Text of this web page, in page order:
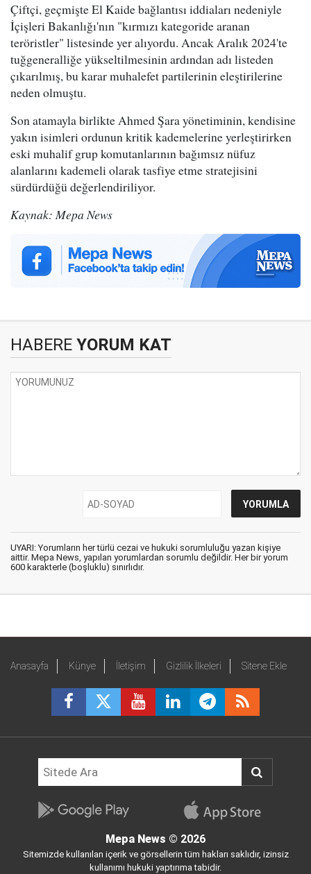
Çiftçi, geçmişte El Kaide bağlantısı iddiaları nedeniyle
İçişleri Bakanlığı'nın "kırmızı kategoride aranan
teröristler" listesinde yer alıyordu. Ancak Aralık 2024'te
tuğgeneralliğe yükseltilmesinin ardından adı listeden
çıkarılmış, bu karar muhalefet partilerinin eleştirilerine
neden olmuştu.
Son atamayla birlikte Ahmed Şara yönetiminin, kendisine
yakın isimleri ordunun kritik kademelerine yerleştirirken
eski muhalif grup komutanlarının bağımsız nüfuz
alanlarını kademeli olarak tasfiye etme stratejisini
sürdürdüğü değerlendiriliyor.
Kaynak: Mepa News
HABERE YORUM KAT
UYARI: Yorumların her türlü cezai ve hukuki sorumluluğu yazan kişiye
aittir. Mepa News, yapılan yorumlardan sorumlu değildir. Her bir yorum
600 karakterle (boşluklu) sınırlıdır.
Anasayfa Künye İletişim Gizlilik İlkeleri Sitene Ekle
Mepa News © 2026
Sitemizde kullanılan içerik ve görsellerin tüm hakları saklıdır, izinsiz
kullanımı hukuki yaptırıma tabidir.